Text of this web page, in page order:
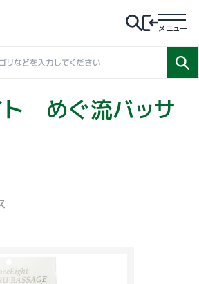
メニュー
ト めぐ流バッサ